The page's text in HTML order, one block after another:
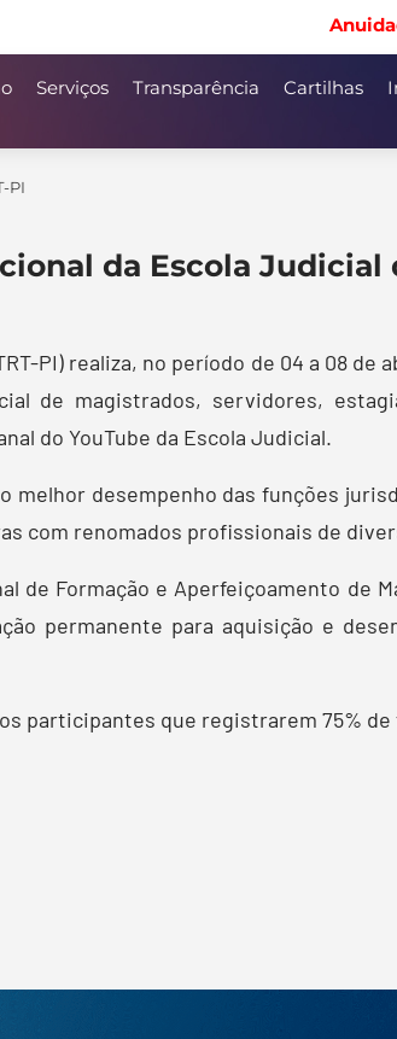
Serviços Transparência Cartilhas
PI
da Escola Judicial
PI) realiza, no período de 04 a 08 de
de magistrados, servidores,
do YouTube da Escola Judicial.
melhor desempenho das funções
com renomados profissionais de
Formação e Aperfeiçoamento de
permanente para aquisição e
participantes que registrarem 75%